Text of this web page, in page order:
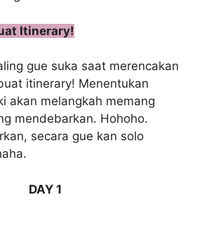
Itinerary!
gue suka saat merencakan
itinerary! Menentukan
akan melangkah memang
mendebarkan. Hohoho.
secara gue kan solo
DAY 1